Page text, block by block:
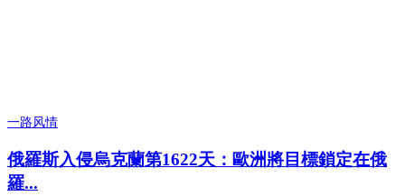
一路风情
俄羅斯入侵烏克蘭第1622天：歐洲將目標鎖定在俄
羅...